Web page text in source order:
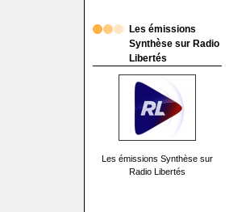
Les émissions
Synthèse sur Radio
Libertés
Les émissions Synthèse sur
Radio Libertés